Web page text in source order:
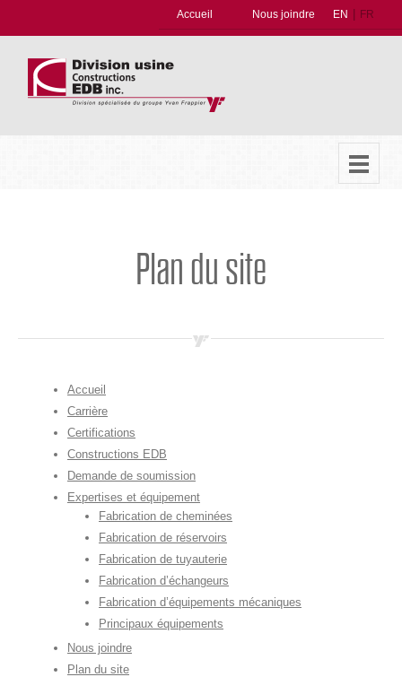
Accueil Nous joindre EN FR
Plan du site
Accueil
Carrière
Certifications
Constructions EDB
Demande de soumission
Expertises et équipement
Fabrication de cheminées
Fabrication de réservoirs
Fabrication de tuyauterie
Fabrication d’échangeurs
Fabrication d’équipements mécaniques
Principaux équipements
Nous joindre
Plan du site